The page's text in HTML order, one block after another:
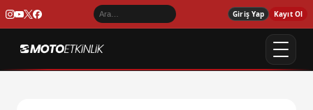
Giriş Yap Kayıt Ol